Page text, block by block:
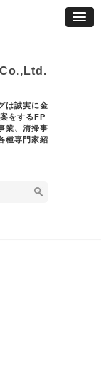
は誠実に金
をするFP
業、清掃事
種専門家紹